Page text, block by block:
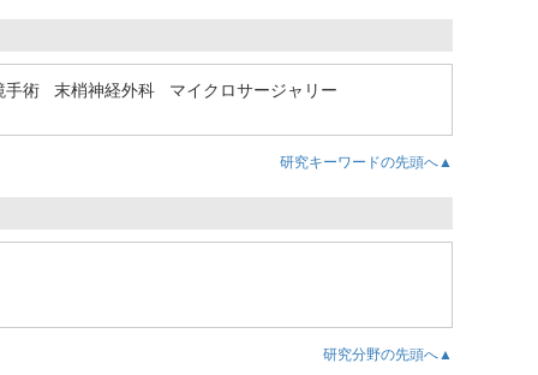
手術 末梢神経外科 マイクロサージャリー
研究キーワードの先頭へ▲
研究分野の先頭へ▲